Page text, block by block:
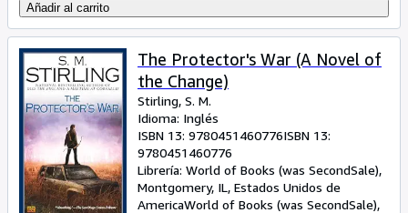
Añadir al carrito
The Protector's War (A Novel of
the Change)
Stirling, S. M.
Idioma: Inglés
ISBN 13: 9780451460776ISBN 13:
9780451460776
Librería: World of Books (was SecondSale),
Montgomery, IL, Estados Unidos de
AmericaWorld of Books (was SecondSale),